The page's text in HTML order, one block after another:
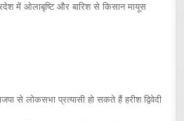
में ओलाबृष्टि और बारिश से किसान मायूस
से लोकसभा प्रत्यासी हो सकते हैं हरीश द्विवेदी